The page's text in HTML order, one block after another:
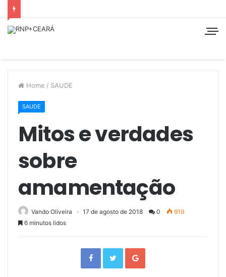
Home / SAUDE
SAUDE
Mitos e verdades
sobre
amamentação
Vando Oliveira 17 de agosto de 2018 0
919
6 minutos lidos
F
b
T
t